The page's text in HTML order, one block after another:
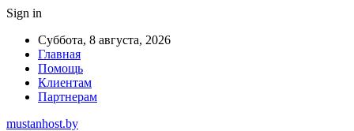
Sign in
Суббота, 8 августа, 2026
Главная
Помощь
Клиентам
Партнерам
mustanhost.by